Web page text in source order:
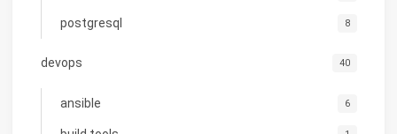
postgresql 8
devops 40
ansible 6